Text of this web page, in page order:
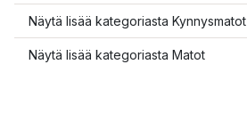
Näytä lisää kategoriasta Kynnysmatot
Näytä lisää kategoriasta Matot